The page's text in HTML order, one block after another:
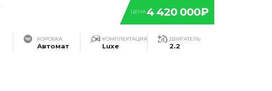
ЦЕНА4 420 000₽
КОРОБКА
Автомат
КОМПЛЕКТАЦИЯ
Luxe
ДВИГАТЕЛЬ
2.2